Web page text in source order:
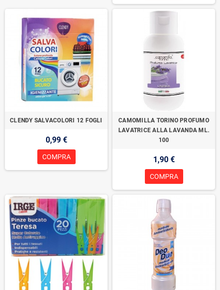
CLENDY SALVACOLORI 12 FOGLI
0,99 €
COMPRA
CAMOMILLA TORINO PROFUMO
LAVATRICE ALLA LAVANDA ML.
100
1,90 €
COMPRA